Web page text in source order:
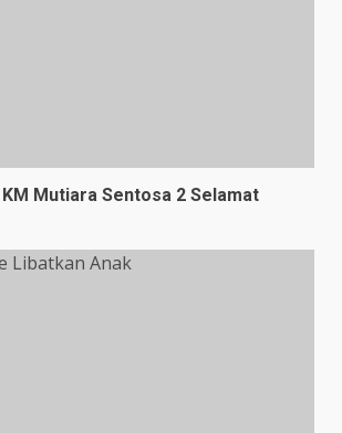
Mutiara Sentosa 2 Selamat